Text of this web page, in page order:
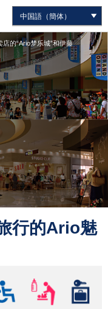
的“Ario梦乐城”和伊藤
行的Ario魅